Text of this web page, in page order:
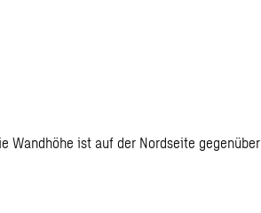
Wandhöhe ist auf der Nordseite gegenüber